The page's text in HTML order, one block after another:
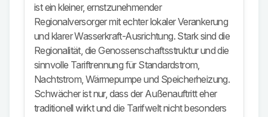
ist ein kleiner, ernstzunehmender
Regionalversorger mit echter lokaler Verankerung
und klarer Wasserkraft-Ausrichtung. Stark sind die
Regionalität, die Genossenschaftsstruktur und die
sinnvolle Tariftrennung für Standardstrom,
Nachtstrom, Wärmepumpe und Speicherheizung.
Schwächer ist nur, dass der Außenauftritt eher
traditionell wirkt und die Tarifwelt nicht besonders